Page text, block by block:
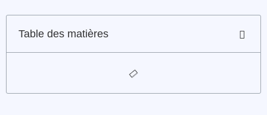
Table des matières